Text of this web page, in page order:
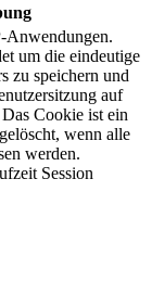
Anwendungen.
um die eindeutige
zu speichern und
auf
Cookie ist ein
wenn alle
werden.
Session